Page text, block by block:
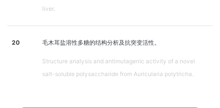
liver.
20 毛木耳盐溶性多糖的结构分析及抗突变活性。
Structure analysis and antimutagenic activity of a novel
salt-soluble polysaccharide from Auricularia polytricha.